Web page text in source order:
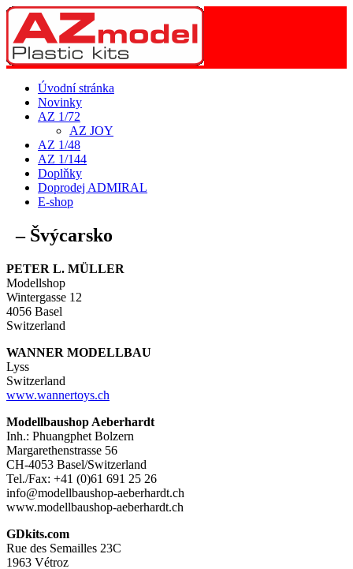
Úvodní stránka
Novinky
AZ 1/72
AZ JOY
AZ 1/48
AZ 1/144
Doplňky
Doprodej ADMIRAL
E-shop
– Švýcarsko
PETER L. MÜLLER
Modellshop
Wintergasse 12
4056 Basel
Switzerland
WANNER MODELLBAU
Lyss
Switzerland
www.wannertoys.ch
Modellbaushop Aeberhardt
Inh.: Phuangphet Bolzern
Margarethenstrasse 56
CH-4053 Basel/Switzerland
Tel./Fax: +41 (0)61 691 25 26
info@modellbaushop-aeberhardt.ch
www.modellbaushop-aeberhardt.ch
GDkits.com
Rue des Semailles 23C
1963 Vétroz